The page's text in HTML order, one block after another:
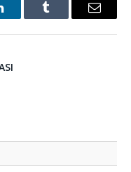
Tumblr Email